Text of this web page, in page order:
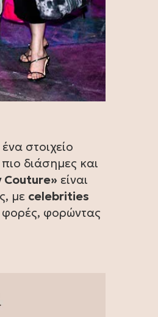
στοιχείο
διάσημες και
Couture» είναι
με celebrities
φορώντας